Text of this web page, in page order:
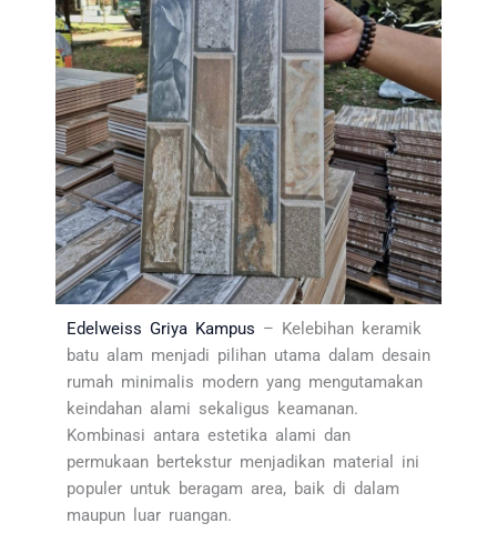
Edelweiss Griya Kampus – Kelebihan keramik
batu alam menjadi pilihan utama dalam desain
rumah minimalis modern yang mengutamakan
keindahan alami sekaligus keamanan.
Kombinasi antara estetika alami dan
permukaan bertekstur menjadikan material ini
populer untuk beragam area, baik di dalam
maupun luar ruangan.